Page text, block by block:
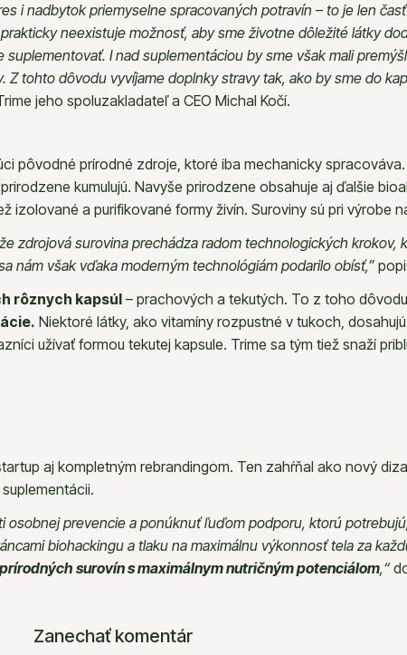
i nadbytok priemyselne spracovaných potravín – to je len
neexistuje možnosť, aby sme životne dôležité látky
I nad suplementáciou by sme však mali
tohto dôvodu vyvíjame doplnky stravy tak, ako by sme do
jeho spoluzakladateľ a CEO Michal Kočí.
pôvodné prírodné zdroje, ktoré iba mechanicky
kumulujú. Navyše prirodzene obsahuje aj ďalšie
izolované a purifikované formy živín. Suroviny sú pri výrobe
zdrojová surovina prechádza radom technologických
nám však vďaka moderným technológiám podarilo obísť,”
rôznych kapsúl– prachových a tekutých. To z toho
Niektoré látky, ako vitamíny rozpustné v tukoch,
užívať formou tekutej kapsule. Trime sa tým tiež snaží
aj kompletným rebrandingom. Ten zahŕňal ako nový
osobnej prevencie a ponúknuť ľuďom podporu, ktorú
biohackingu a tlaku na maximálnu výkonnosť tela za
surovín s maximálnym nutričným potenciálom,“
Zanechať komentár